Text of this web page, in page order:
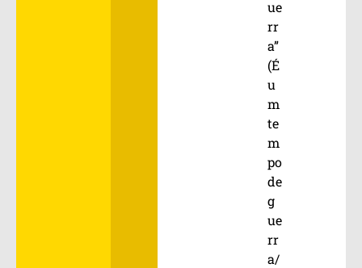
ue
rr
a”
(É
u
m
te
m
po
de
g
ue
rr
a/